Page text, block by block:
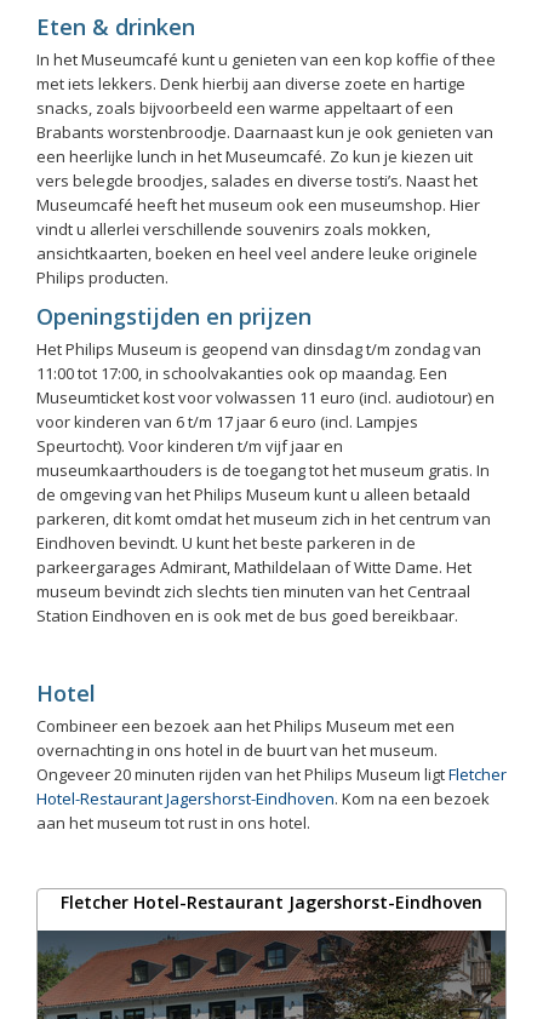
Eten & drinken
In het Museumcafé kunt u genieten van een kop koffie of thee
met iets lekkers. Denk hierbij aan diverse zoete en hartige
snacks, zoals bijvoorbeeld een warme appeltaart of een
Brabants worstenbroodje. Daarnaast kun je ook genieten van
een heerlijke lunch in het Museumcafé. Zo kun je kiezen uit
vers belegde broodjes, salades en diverse tosti’s. Naast het
Museumcafé heeft het museum ook een museumshop. Hier
vindt u allerlei verschillende souvenirs zoals mokken,
ansichtkaarten, boeken en heel veel andere leuke originele
Philips producten.
Openingstijden en prijzen
Het Philips Museum is geopend van dinsdag t/m zondag van
11:00 tot 17:00, in schoolvakanties ook op maandag. Een
Museumticket kost voor volwassen 11 euro (incl. audiotour) en
voor kinderen van 6 t/m 17 jaar 6 euro (incl. Lampjes
Speurtocht). Voor kinderen t/m vijf jaar en
museumkaarthouders is de toegang tot het museum gratis. In
de omgeving van het Philips Museum kunt u alleen betaald
parkeren, dit komt omdat het museum zich in het centrum van
Eindhoven bevindt. U kunt het beste parkeren in de
parkeergarages Admirant, Mathildelaan of Witte Dame. Het
museum bevindt zich slechts tien minuten van het Centraal
Station Eindhoven en is ook met de bus goed bereikbaar.
Hotel
Combineer een bezoek aan het Philips Museum met een
overnachting in ons hotel in de buurt van het museum.
Ongeveer 20 minuten rijden van het Philips Museum ligtFletcher
Hotel-Restaurant Jagershorst-Eindhoven. Kom na een bezoek
aan het museum tot rust in ons hotel.
Fletcher Hotel-Restaurant Jagershorst-Eindhoven